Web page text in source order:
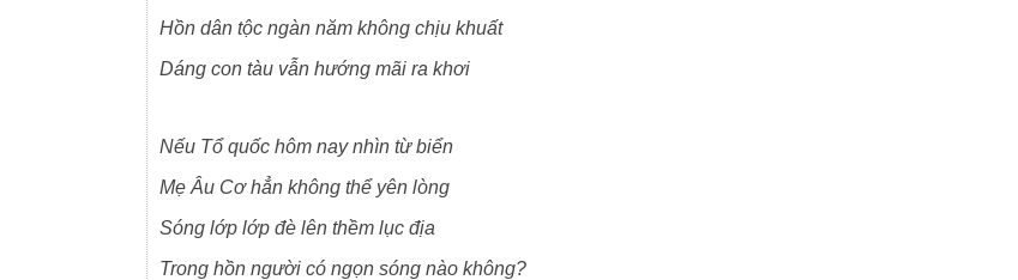
Hồn dân tộc ngàn năm không chịu khuất
Dáng con tàu vẫn hướng mãi ra khơi
Nếu Tổ quốc hôm nay nhìn từ biển
Mẹ Âu Cơ hẳn không thể yên lòng
Sóng lớp lớp đè lên thềm lục địa
Trong hồn người có ngọn sóng nào không?